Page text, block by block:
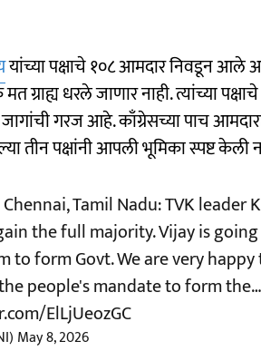
यांच्या पक्षाचे १०८ आमदार निवडून आले
ग्राह्य धरले जाणार नाही. त्यांच्या
गरज आहे. काँग्रेसच्या पाच
तीन पक्षांनी आपली भूमिका स्पष्ट केली
Chennai, Tamil Nadu: TVK leader
the full majority. Vijay is
to form Govt. We are very happy
people's mandate to form the…
ElLjUeozGC
May 8, 2026